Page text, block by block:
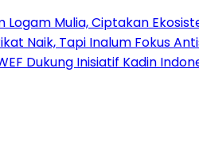
Logam Mulia, Ciptakan
Naik, Tapi Inalum Fokus
Dukung Inisiatif Kadin